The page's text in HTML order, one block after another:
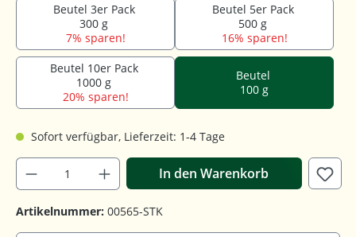
Beutel 3er Pack
300 g
7% sparen!
Beutel 5er Pack
500 g
16% sparen!
Beutel 10er Pack
1000 g
20% sparen!
Beutel
100 g
Sofort verfügbar, Lieferzeit: 1-4 Tage
In den Warenkorb
Artikelnummer: 00565-STK